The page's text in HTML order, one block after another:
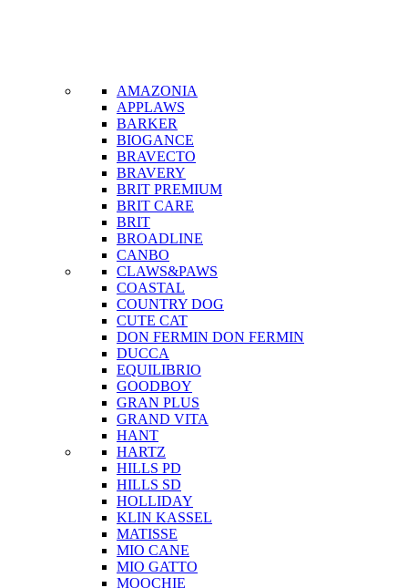
AMAZONIA
APPLAWS
BARKER
BIOGANCE
BRAVECTO
BRAVERY
BRIT PREMIUM
BRIT CARE
BRIT
BROADLINE
CANBO
CLAWS&PAWS
COASTAL
COUNTRY DOG
CUTE CAT
DON FERMIN DON FERMIN
DUCCA
EQUILIBRIO
GOODBOY
GRAN PLUS
GRAND VITA
HANT
HARTZ
HILLS PD
HILLS SD
HOLLIDAY
KLIN KASSEL
MATISSE
MIO CANE
MIO GATTO
MOOCHIE